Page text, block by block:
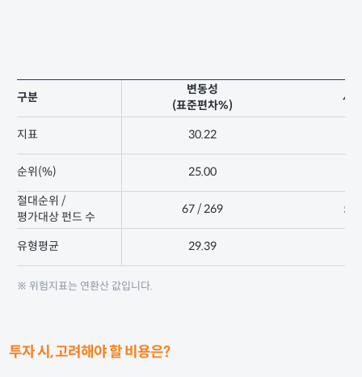
구분
지표
순위(%)
절대순위 /
평가대상 펀드 수
유형평균
변동성
(표준편차%)
샤
30.22
25.00
67 / 269 52
29.39
※ 위험지표는 연환산 값입니다.
투자 시, 고려해야 할 비용은?